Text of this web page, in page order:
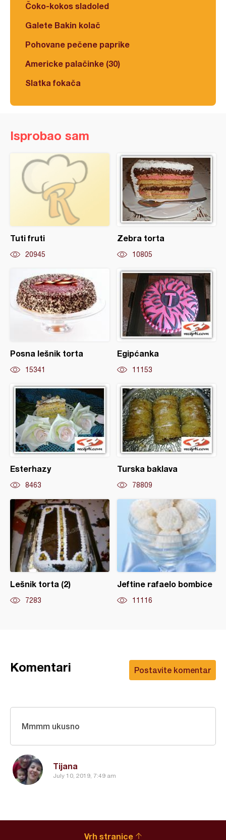
Čoko-kokos sladoled
Galete Bakin kolač
Pohovane pečene paprike
Americke palačinke (30)
Slatka fokača
Isprobao sam
Tuti fruti
20945
Zebra torta
10805
Posna lešnik torta
15341
Egipćanka
11153
Esterhazy
8463
Turska baklava
78809
Lešnik torta (2)
7283
Jeftine rafaelo bombice
11116
Postavite komentar
Komentari
Tijana
July 10, 2019, 7:49 am
Mmmm ukusno
Vrh stranice